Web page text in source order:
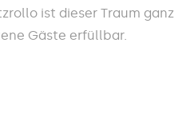
ist dieser Traum ganz
Gäste erfüllbar.